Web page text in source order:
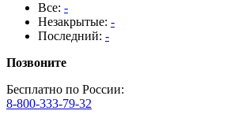
Все: -
Незакрытые: -
Последний: -
Позвоните
Бесплатно по России:
8-800-333-79-32